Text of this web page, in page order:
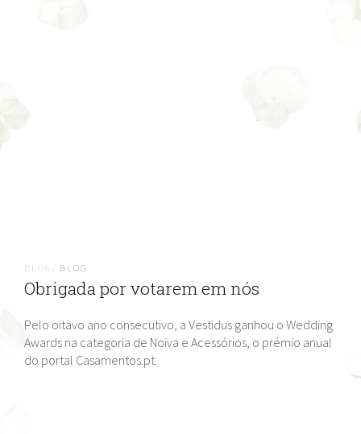
BLOG/ BLOG
Obrigada por votarem em nós
Pelo oitavo ano consecutivo, a Vestidus ganhou o Wedding
Awards na categoria de Noiva e Acessórios, o prémio anual
do portal Casamentos.pt.